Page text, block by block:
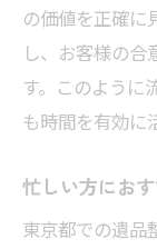
の価値を正確に
し、お客様の合
す。このように
も時間を有効に
忙しい方にお
東京都での遺品